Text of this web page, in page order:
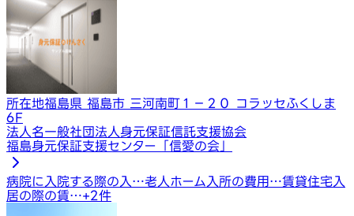
所在地福島県 福島市 三河南町１−２０ コラッセふくしま
6F
法人名一般社団法人身元保証信託支援協会
福島身元保証支援センター「信愛の会」
病院に入院する際の入…老人ホーム入所の費用…賃貸住宅入
居の際の賃…+2件